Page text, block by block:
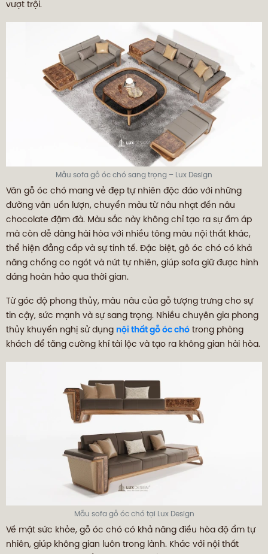
vượt trội.
Mẫu sofa gỗ óc chó sang trọng – Lux Design
Vân gỗ óc chó mang vẻ đẹp tự nhiên độc đáo với những
đường vân uốn lượn, chuyển màu từ nâu nhạt đến nâu
chocolate đậm đà. Màu sắc này không chỉ tạo ra sự ấm áp
mà còn dễ dàng hài hòa với nhiều tông màu nội thất khác,
thể hiện đẳng cấp và sự tinh tế. Đặc biệt, gỗ óc chó có khả
năng chống co ngót và nứt tự nhiên, giúp sofa giữ được hình
dáng hoàn hảo qua thời gian.
Từ góc độ phong thủy, màu nâu của gỗ tượng trưng cho sự
tin cậy, sức mạnh và sự sang trọng. Nhiều chuyên gia phong
thủy khuyến nghị sử dụng nội thất gỗ óc chó trong phòng
khách để tăng cường khí tài lộc và tạo ra không gian hài hòa.
Mẫu sofa gỗ óc chó tại Lux Design
Về mặt sức khỏe, gỗ óc chó có khả năng điều hòa độ ẩm tự
nhiên, giúp không gian luôn trong lành. Khác với nội thất